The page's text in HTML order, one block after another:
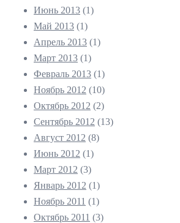
Июнь 2013 (1)
Май 2013 (1)
Апрель 2013 (1)
Март 2013 (1)
Февраль 2013 (1)
Ноябрь 2012 (10)
Октябрь 2012 (2)
Сентябрь 2012 (13)
Август 2012 (8)
Июнь 2012 (1)
Март 2012 (3)
Январь 2012 (1)
Ноябрь 2011 (1)
Октябрь 2011 (3)